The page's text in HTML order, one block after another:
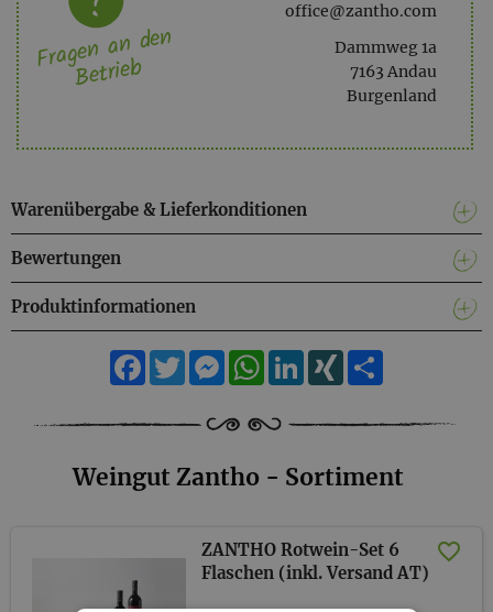
office@zantho.com
Dammweg 1a
7163 Andau
Burgenland
Fragen an den
Betrieb
Warenübergabe & Lieferkonditionen
Bewertungen
Produktinformationen
Facebook
TwitterMessengerWhatsApp
LinkedIn
XING
Weingut Zantho - Sortiment
ZANTHO Rotwein-Set 6
Flaschen (inkl. Versand AT)